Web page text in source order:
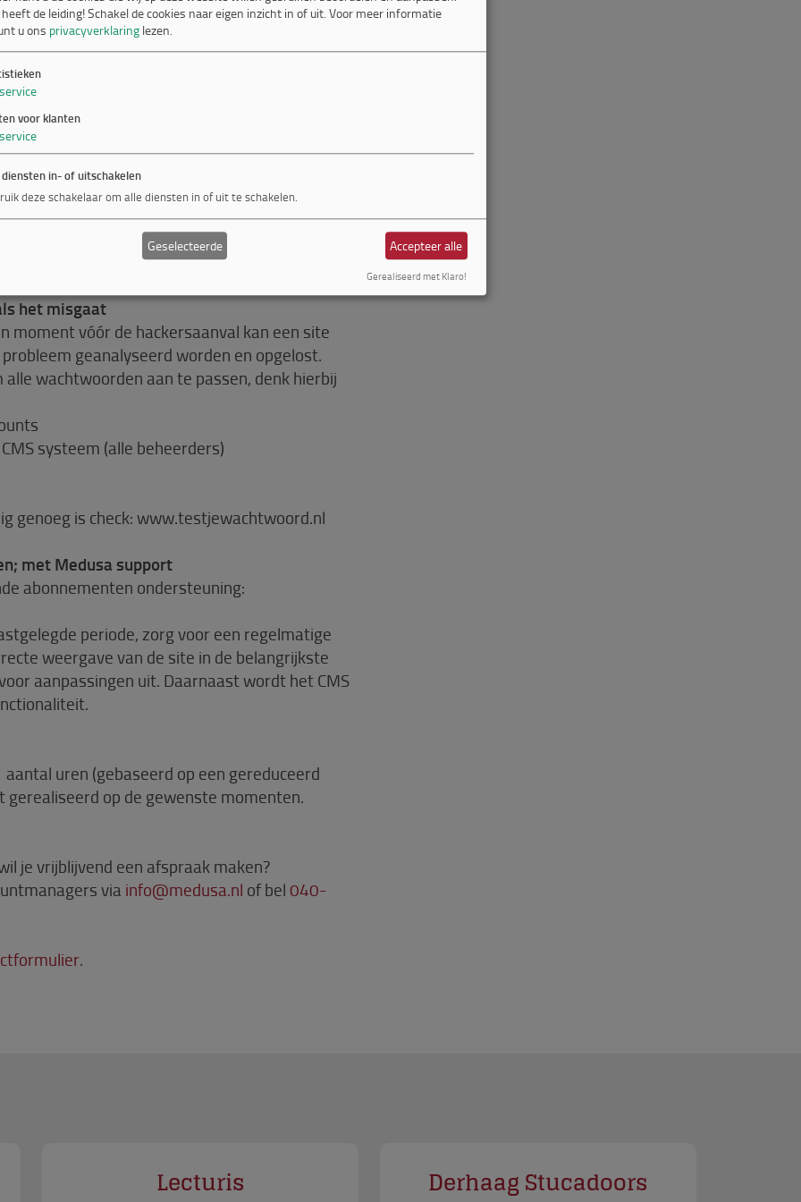
allerlei
plaats
van de door Medusa gehoste websites een
en
updates bewaard
de laatste versie opgeslagen.
het misgaat
moment vóór de hackersaanval kan een site
geanalyseerd worden en opgelost.
wachtwoorden aan te passen, denk hierbij
systeem (alle beheerders)
genoeg is check: www.testjewachtwoord.nl
met Medusa support
abonnementen ondersteuning:
periode, zorg voor een regelmatige
weergave van de site in de belangrijkste
aanpassingen uit. Daarnaast wordt het CMS
uren (gebaseerd op een gereduceerd
op de gewenste momenten.
je vrijblijvend een afspraak maken?
via info@medusa.nl of bel040-
.
Lecturis Derhaag Stucadoors
de leiding! Schakel de cookies naar eigen inzicht in of uit. Voor meer informatie
u ons privacyverklaring lezen.
service
voor klanten
service
in- of uitschakelen
deze schakelaar om alle diensten in of uit te schakelen.
Geselecteerde Accepteer alle
Gerealiseerd met Klaro!